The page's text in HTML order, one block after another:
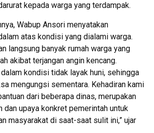
kepada warga yang terdampak.
Wabup Ansori menyatakan
atas kondisi yang dialami warga.
langsung banyak rumah warga yang
akibat terjangan angin kencang.
kondisi tidak layak huni, sehingga
mengungsi sementara. Kehadiran kami
dari beberapa dinas, merupakan
dan upaya konkret pemerintah untuk
masyarakat di saat-saat sulit ini,” ujar